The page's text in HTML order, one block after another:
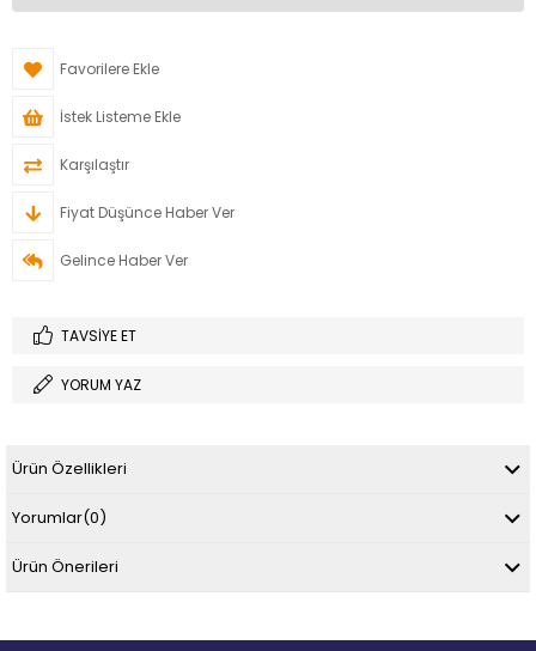
Favorilere Ekle
İstek Listeme Ekle
Karşılaştır
Fiyat Düşünce Haber Ver
Gelince Haber Ver
TAVSIYE ET
YORUM YAZ
Ürün Özellikleri
Yorumlar(0)
Ürün Önerileri